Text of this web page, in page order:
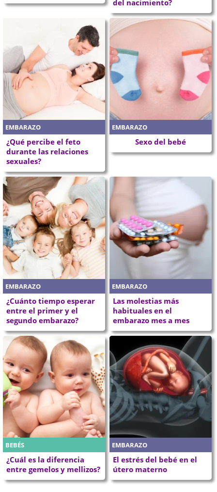
del nacimiento?
EMBARAZO
¿Qué percibe el feto
durante las relaciones
sexuales?
EMBARAZO
Sexo del bebé
EMBARAZO
¿Cuánto tiempo esperar
entre el primer y el
segundo embarazo?
EMBARAZO
Las molestias más
habituales en el
embarazo mes a mes
BEBÉS
¿Cuál es la diferencia
entre gemelos y mellizos?
EMBARAZO
El estrés del bebé en el
útero materno